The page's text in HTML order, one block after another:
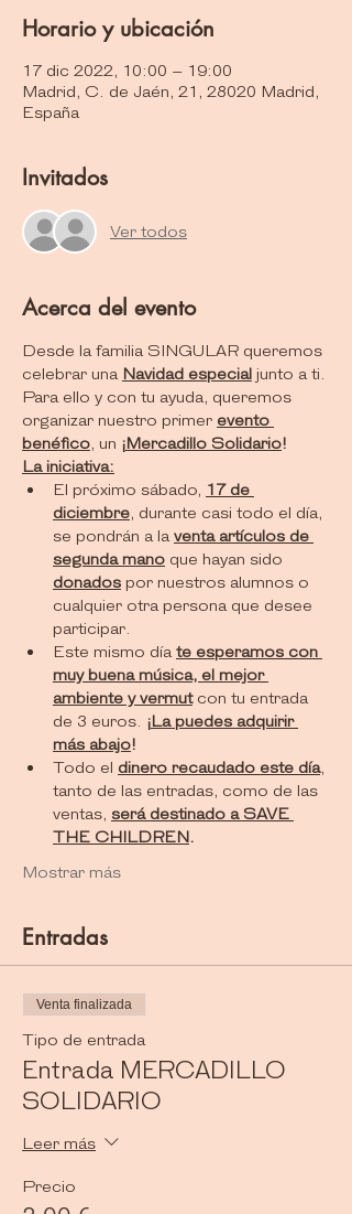
Horario y ubicación
17 dic 2022, 10:00 – 19:00
Madrid, C. de Jaén, 21, 28020 Madrid,
España
Invitados
Ver todos
Acerca del evento
Desde la familia SINGULAR queremos
celebrar una Navidad especial junto a ti.
Para ello y con tu ayuda, queremos
organizar nuestro primer evento
benéfico, un ¡Mercadillo Solidario!
La iniciativa:
El próximo sábado, 17 de
diciembre, durante casi todo el día,
se pondrán a la venta artículos de
segunda mano que hayan sido
donados por nuestros alumnos o
cualquier otra persona que desee
participar.
Este mismo día te esperamos con
muy buena música, el mejor
ambiente y vermut con tu entrada
de 3 euros. ¡La puedes adquirir
más abajo!
Todo el dinero recaudado este día,
tanto de las entradas, como de las
ventas, será destinado a SAVE
THE CHILDREN.
Mostrar más
Entradas
Venta finalizada
Tipo de entrada
Entrada MERCADILLO
SOLIDARIO
Leer más
Precio